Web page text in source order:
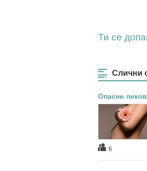
Ти се
Слични
Опасни
6